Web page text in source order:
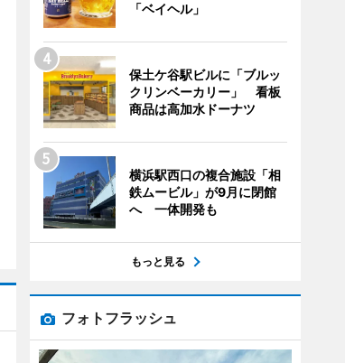
「ベイヘル」
保土ケ谷駅ビルに「ブルッ
クリンベーカリー」 看板
商品は高加水ドーナツ
横浜駅西口の複合施設「相
鉄ムービル」が9月に閉館
へ 一体開発も
もっと見る
フォトフラッシュ